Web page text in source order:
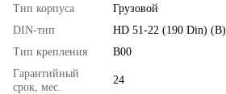
Тип корпуса
Грузовой
DIN-тип
HD 51-22 (190 Din) (B)
Тип крепления
B00
Гарантийный
срок, мес.
24